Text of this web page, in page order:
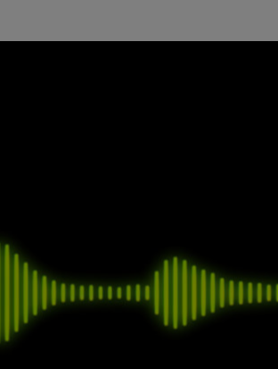
语音。
呼叫中心可以借其快速开发具有辨识度的品
用程序，为有语言障碍的人提供支持。
模仿类似真人的互动一直是AI面临的一项
些公司能够使用语音 AI 倾听客户，并且以
、更加愉悦的互动。”